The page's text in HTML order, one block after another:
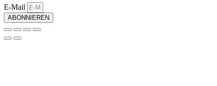
E-Mail
ABONNIEREN